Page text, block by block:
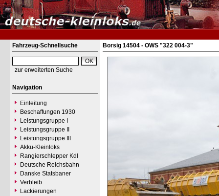
Fahrzeug-Schnellsuche
zur erweiterten Suche
Navigation
Einleitung
Beschaffungen 1930
Leistungsgruppe I
Leistungsgruppe II
Leistungsgruppe III
Akku-Kleinloks
Rangierschlepper Kdl
Deutsche Reichsbahn
Danske Statsbaner
Verbleib
Lackierungen
Borsig 14504 - OWS "322 004-3"